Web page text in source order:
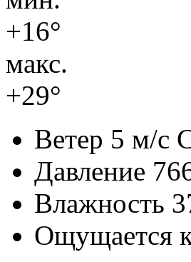
+16°
макс.
+29°
Ветер 5 м/с
Давление
Влажность
Ощущается